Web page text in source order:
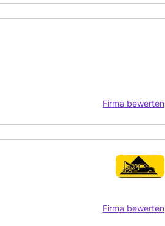
Firma bewerten
Firma bewerten